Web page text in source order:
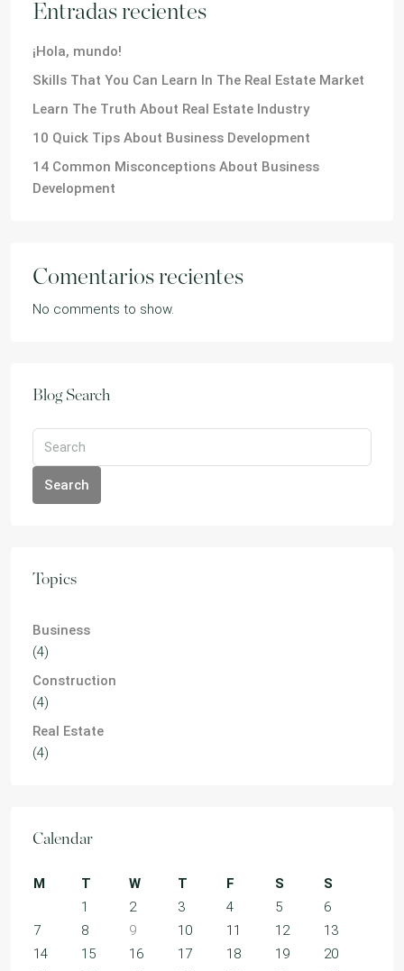
Entradas recientes
¡Hola, mundo!
Skills That You Can Learn In The Real Estate Market
Learn The Truth About Real Estate Industry
10 Quick Tips About Business Development
14 Common Misconceptions About Business
Development
Comentarios recientes
No comments to show.
Blog Search
Search
Topics
Business
(4)
Construction
(4)
Real Estate
(4)
Calendar
M T W T F S
S
1
2 3 4 5
6
7
8 9 10 11 12
13
14
15 16 17 18 19
20